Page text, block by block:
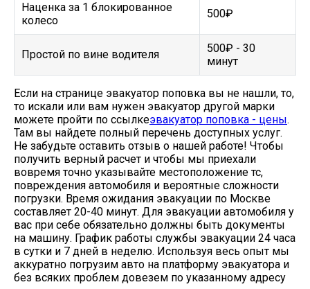
Наценка за 1 блокированное
колесо
500₽
Простой по вине водителя
500₽ - 30
минут
Если на странице эвакуатор поповка вы не нашли, то,
то искали или вам нужен эвакуатор другой марки
можете пройти по ссылкеэвакуатор поповка - цены.
Там вы найдете полный перечень доступных услуг.
Не забудьте оставить отзыв о нашей работе! Чтобы
получить верный расчет и чтобы мы приехали
вовремя точно указывайте местоположение тс,
повреждения автомобиля и вероятные сложности
погрузки. Время ожидания эвакуации по Москве
составляет 20-40 минут. Для эвакуации автомобиля у
вас при себе обязательно должны быть документы
на машину. График работы службы эвакуации 24 часа
в сутки и 7 дней в неделю. Используя весь опыт мы
аккуратно погрузим авто на платформу эвакуатора и
без всяких проблем довезем по указанному адресу